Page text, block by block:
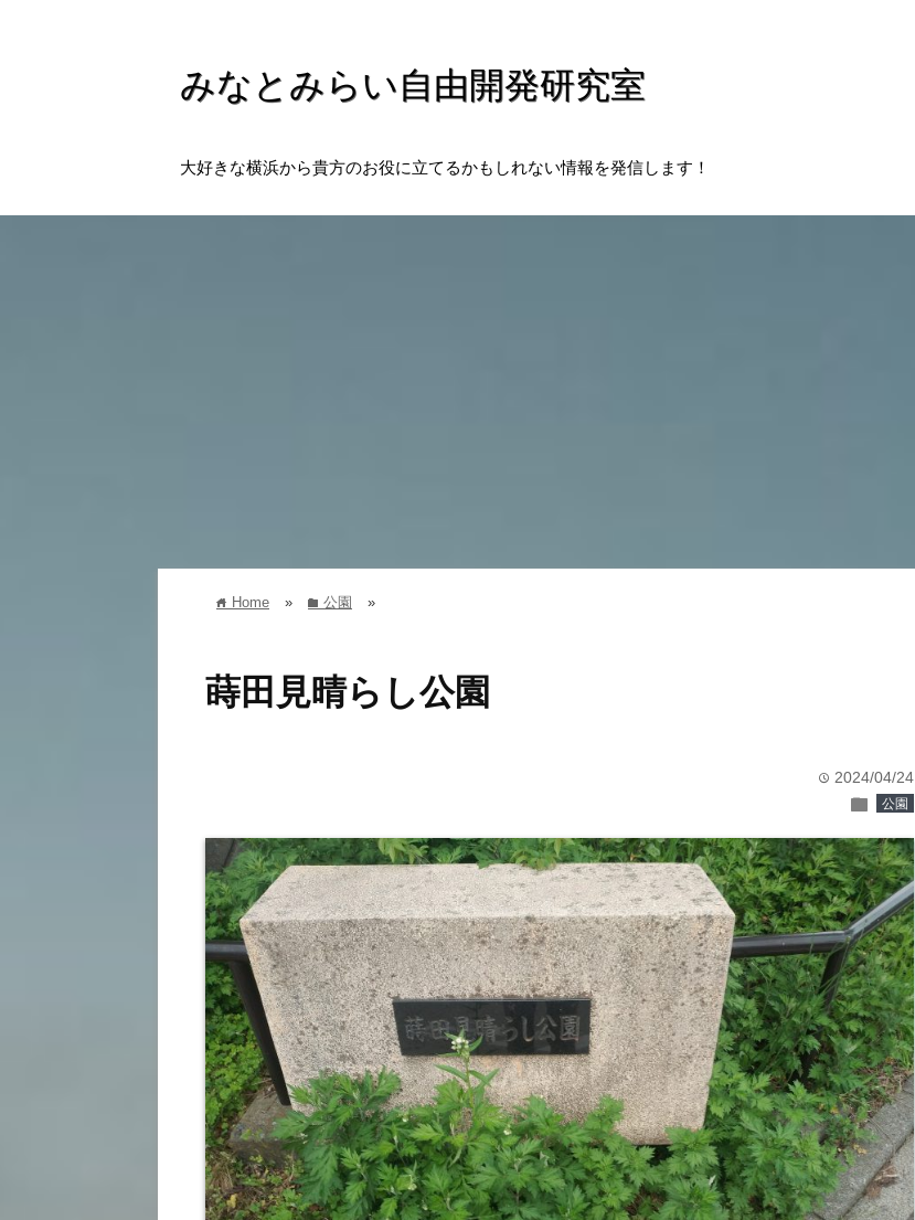
みなとみらい自由開発研究室
大好きな横浜から貴方のお役に立てるかもしれない情報を発信します！
home Home » folder 公園 »
蒔田見晴らし公園
time 2024/04/24
folder 公園